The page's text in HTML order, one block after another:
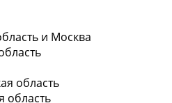
и Москва
область
область